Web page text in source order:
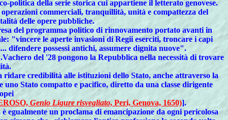
politica della serie storica cui appartiene il letterato genovese.
commerciali, tranquillità, unità e compattezza del
delle opere pubbliche.
del programma politico di rinnovamento portato avanti in
"vincere le aperte invasioni di Regii eserciti, troncare i capi
possessi antichi, assumere dignita nuove".
del '28 pongono la Repubblica nella necessità di trovare
credibilità alle istituzioni dello Stato, anche attraverso la
Stato compatto e pacifico, diretto da una classe dirigente
Genio Ligure risvegliato, Peri, Genova, 1650)].
un proclama di emancipazione da ogni pericolosa